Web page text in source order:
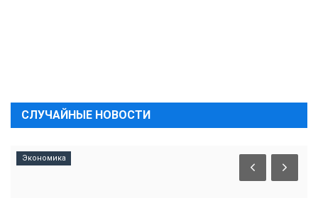
СЛУЧАЙНЫЕ НОВОСТИ
Экономика